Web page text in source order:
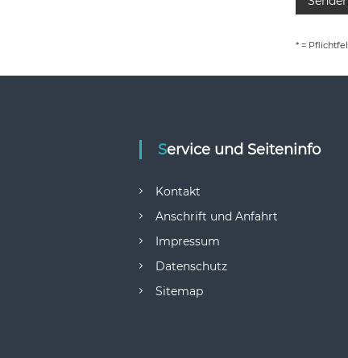
* =
Service und Seiteninfo
Kontakt
Anschrift und Anfahrt
Impressum
Datenschutz
Sitemap